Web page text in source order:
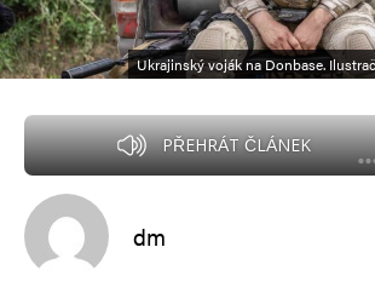
Ukrajinský voják na Donbase.
PŘEHRÁT ČLÁNEK
dm